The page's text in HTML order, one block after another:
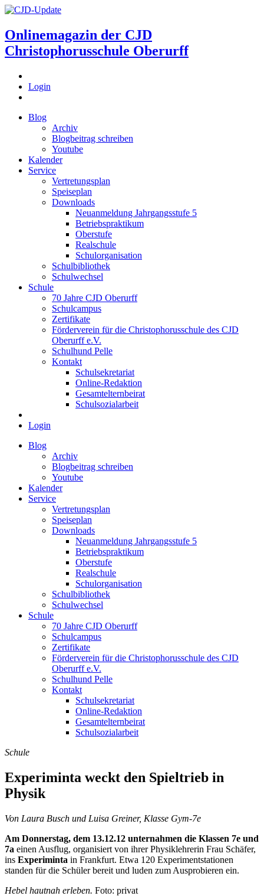
Onlinemagazin der CJD
Christophorusschule Oberurff
Login
Blog
Archiv
Blogbeitrag schreiben
Youtube
Kalender
Service
Vertretungsplan
Speiseplan
Downloads
Neuanmeldung Jahrgangsstufe 5
Betriebspraktikum
Oberstufe
Realschule
Schulorganisation
Schulbibliothek
Schulwechsel
Schule
70 Jahre CJD Oberurff
Schulcampus
Zertifikate
Förderverein für die Christophorusschule des CJD
Oberurff e.V.
Schulhund Pelle
Kontakt
Schulsekretariat
Online-Redaktion
Gesamtelternbeirat
Schulsozialarbeit
Login
Blog
Archiv
Blogbeitrag schreiben
Youtube
Kalender
Service
Vertretungsplan
Speiseplan
Downloads
Neuanmeldung Jahrgangsstufe 5
Betriebspraktikum
Oberstufe
Realschule
Schulorganisation
Schulbibliothek
Schulwechsel
Schule
70 Jahre CJD Oberurff
Schulcampus
Zertifikate
Förderverein für die Christophorusschule des CJD
Oberurff e.V.
Schulhund Pelle
Kontakt
Schulsekretariat
Online-Redaktion
Gesamtelternbeirat
Schulsozialarbeit
Schule
Experiminta weckt den Spieltrieb in
Physik
Von Laura Busch und Luisa Greiner, Klasse Gym-7e
Am Donnerstag, dem 13.12.12 unternahmen die Klassen 7e und
7a einen Ausflug, organisiert von ihrer Physiklehrerin Frau Schäfer,
ins Experiminta in Frankfurt. Etwa 120 Experimentstationen
standen für die Schüler bereit und luden zum Ausprobieren ein.
Hebel hautnah erleben. Foto: privat